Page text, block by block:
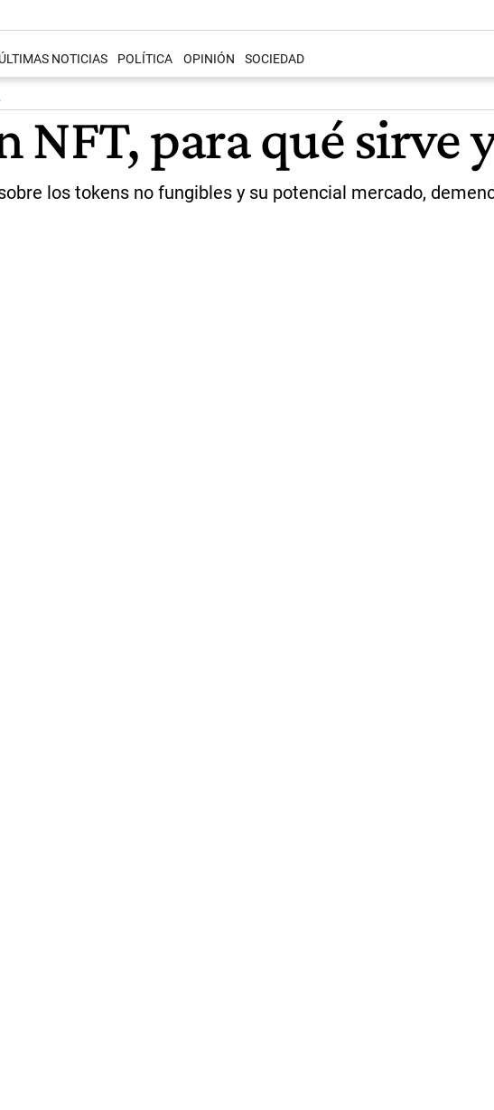
ÚLTIMAS NOTICIAS POLÍTICA OPINIÓN SOCIEDAD
NFT, para qué sirve
los tokens no fungibles y su potencial mercado,